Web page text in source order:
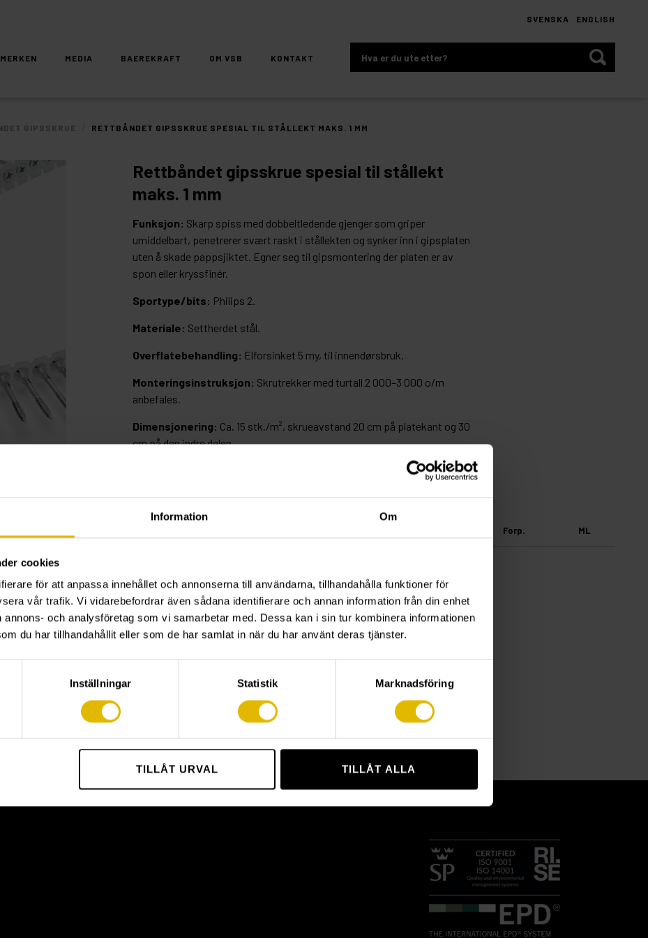
Information Om
cookies
för att anpassa innehållet och annonserna till användarna, tillhandahålla funktioner för
vår trafik. Vi vidarebefordrar även sådana identifierare och annan information från din enhet
annons- och analysföretag som vi samarbetar med. Dessa kan i sin tur kombinera informationen
du har tillhandahållit eller som de har samlat in när du har använt deras tjänster.
Inställningar Statistik Marknadsföring
TILLÅT URVAL TILLÅT ALLA
MEDIA BAEREKRAFT OM VSB KONTAKT
du
SVENSKA ENGLISH
GIPSSKRUE RETTBÅNDET GIPSSKRUE SPESIAL TIL STÅLLEKT MAKS. 1 MM
Rettbåndet gipsskrue spesial til stållekt
maks. 1 mm
Funksjon: Skarp spiss med dobbeltledende gjenger som griper
umiddelbart, penetrerer svært raskt i stållekten og synker inn i gipsplaten
uten å skade pappsjiktet. Egner seg til gipsmontering der platen er av
spon eller kryssfinér.
Sportype/bits: Philips 2.
Materiale: Settherdet stål.
Overflatebehandling: Elforsinket 5 my, til innendørsbruk.
Monteringsinstruksjon: Skrutrekker med turtall 2 000–3 000 o/m
anbefales.
Dimensjonering: Ca. 15 stk./m², skrueavstand 20 cm på platekant og 30
cm på den indre delen.
Forp. ML